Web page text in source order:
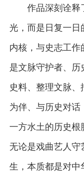
作品深刻诠释
光，而是日复一日
内核，与史志工
是文脉守护者、历
史料、整理文脉
为伴、与历史对话
一方水土的历史根
无论是戏曲艺人守
生，本质都是对中